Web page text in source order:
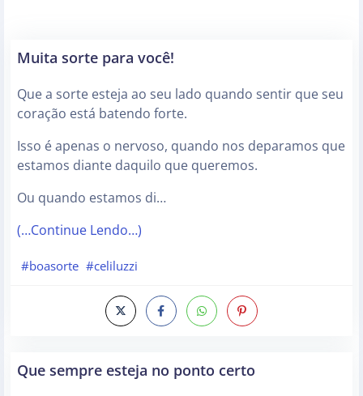
Muita sorte para você!
Que a sorte esteja ao seu lado quando sentir que seu
coração está batendo forte.
Isso é apenas o nervoso, quando nos deparamos que
estamos diante daquilo que queremos.
Ou quando estamos di…
(…Continue Lendo…)
#boasorte #celiluzzi
Que sempre esteja no ponto certo